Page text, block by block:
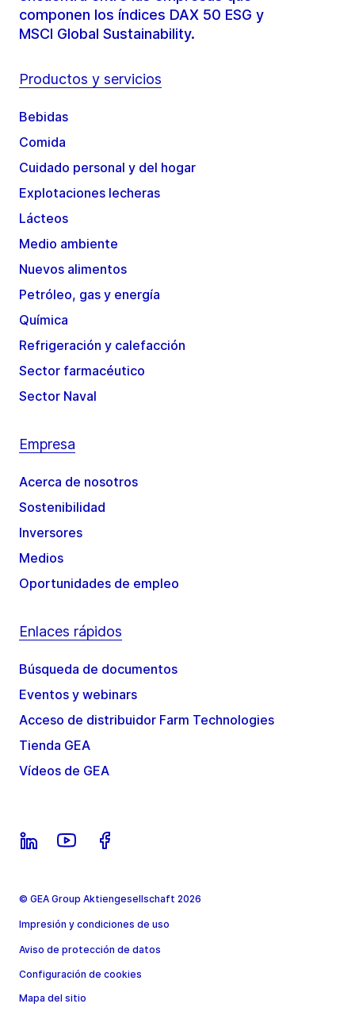
componen los índices DAX 50 ESG y
MSCI Global Sustainability.
Productos y servicios
Bebidas
Comida
Cuidado personal y del hogar
Explotaciones lecheras
Lácteos
Medio ambiente
Nuevos alimentos
Petróleo, gas y energía
Química
Refrigeración y calefacción
Sector farmacéutico
Sector Naval
Empresa
Acerca de nosotros
Sostenibilidad
Inversores
Medios
Oportunidades de empleo
Enlaces rápidos
Búsqueda de documentos
Eventos y webinars
Acceso de distribuidor Farm Technologies
Tienda GEA
Vídeos de GEA
© GEA Group Aktiengesellschaft 2026
Impresión y condiciones de uso
Aviso de protección de datos
Configuración de cookies
Mapa del sitio